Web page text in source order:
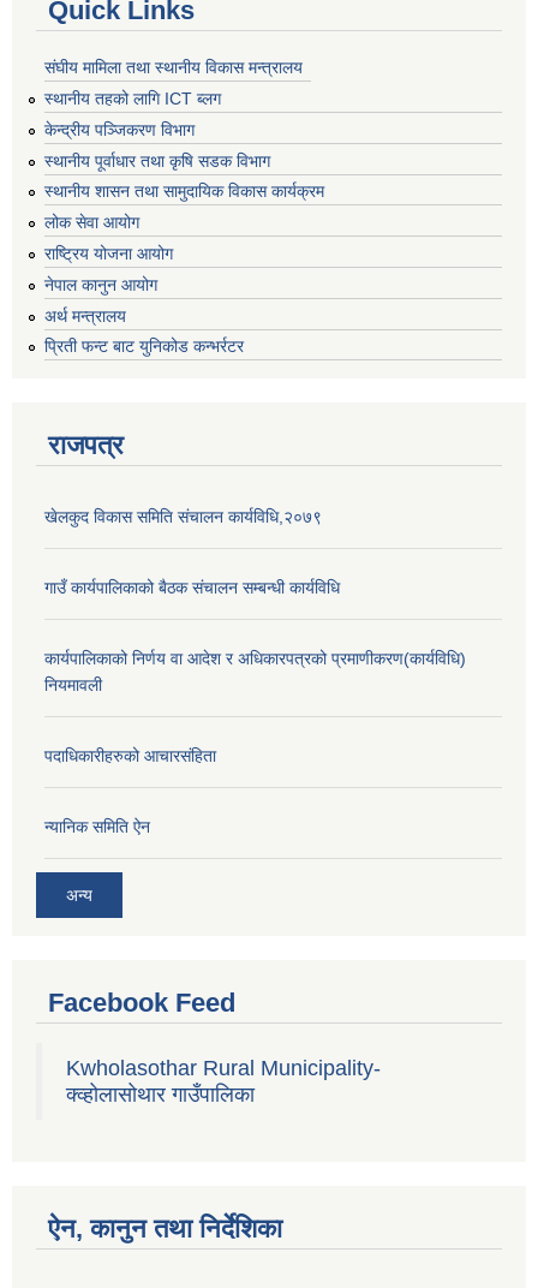
Quick Links
संघीय मामिला तथा स्थानीय विकास मन्त्रालय
स्थानीय तहको लागि ICT ब्लग
केन्द्रीय पञ्जिकरण विभाग
स्थानीय पूर्वाधार तथा कृषि सडक विभाग
स्थानीय शासन तथा सामुदायिक विकास कार्यक्रम
लोक सेवा आयोग
राष्ट्रिय योजना आयोग
नेपाल कानुन आयोग
अर्थ मन्त्रालय
प्रिती फन्ट बाट युनिकोड कन्भर्रटर
राजपत्र
खेलकुद विकास समिति संचालन कार्यविधि,२०७९
गाउँ कार्यपालिकाको बैठक संचालन सम्बन्धी कार्यविधि
कार्यपालिकाको निर्णय वा आदेश र अधिकारपत्रको प्रमाणीकरण(कार्यविधि)
नियमावली
पदाधिकारीहरुको आचारसंहिता
न्यानिक समिति ऐन
अन्य
Facebook Feed
Kwholasothar Rural Municipality-
क्व्होलासोथार गाउँपालिका
ऐन, कानुन तथा निर्देशिका